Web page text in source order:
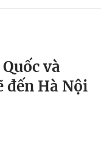
và
đến Hà Nội